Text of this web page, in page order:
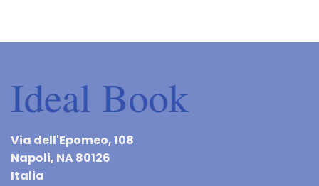
Via dell'Epomeo, 108
Napoli, NA 80126
Italia